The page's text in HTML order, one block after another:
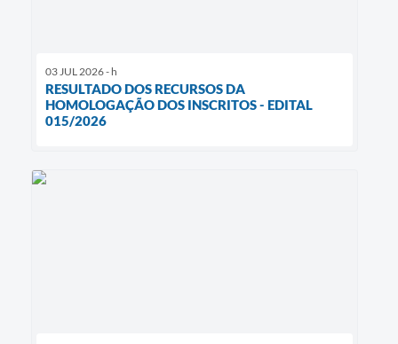
03 JUL 2026 - h
RESULTADO DOS RECURSOS DA
HOMOLOGAÇÃO DOS INSCRITOS - EDITAL
015/2026